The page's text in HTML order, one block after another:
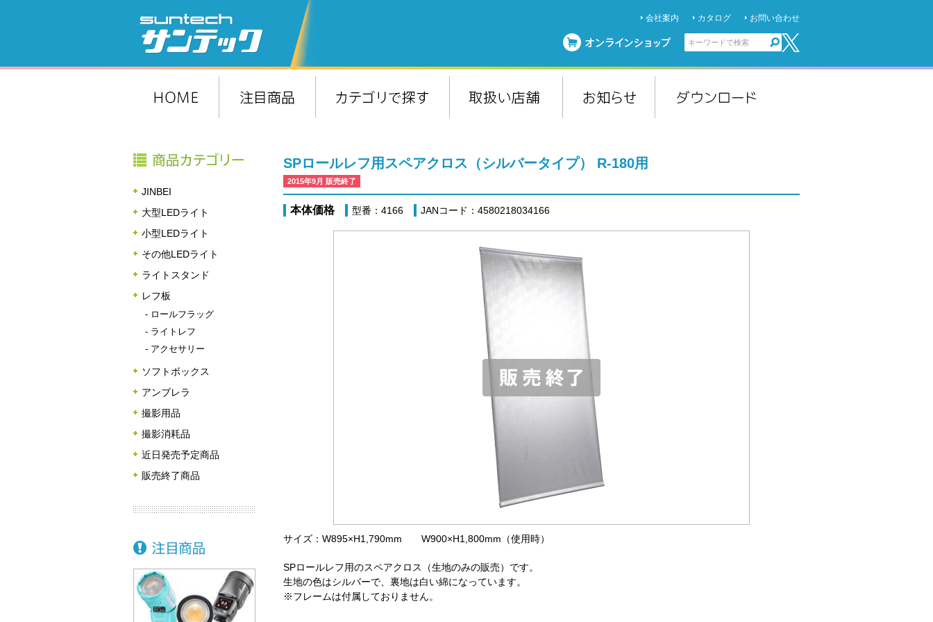
会社案内 カタログ お問い合わせ
SPロールレフ用スペアクロス（シルバータイプ） R-180用
2015年9月 販売終了
本体価格 型番：4166 JANコード：4580218034166
サイズ：W895×H1,790mm W900×H1,800mm（使用時）
SPロールレフ用のスペアクロス（生地のみの販売）です。
生地の色はシルバーで、裏地は白い綿になっています。
※フレームは付属しておりません。
JINBEI
大型LEDライト
小型LEDライト
その他LEDライト
ライトスタンド
レフ板
- ロールフラッグ
- ライトレフ
- アクセサリー
ソフトボックス
アンブレラ
撮影用品
撮影消耗品
近日発売予定商品
販売終了商品